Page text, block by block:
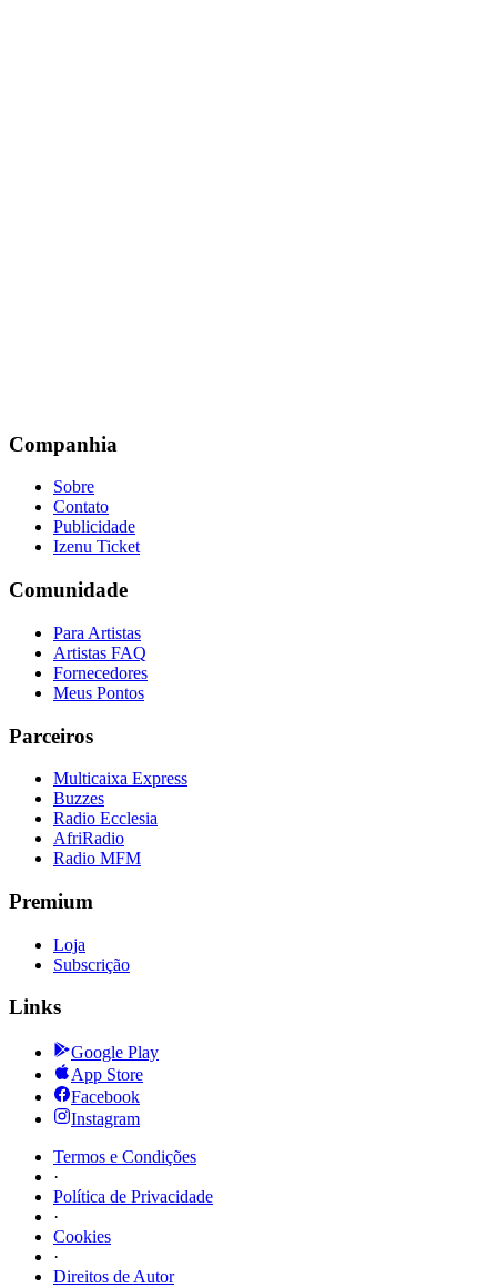
Companhia
Sobre
Contato
Publicidade
Izenu Ticket
Comunidade
Para Artistas
Artistas FAQ
Fornecedores
Meus Pontos
Parceiros
Multicaixa Express
Buzzes
Radio Ecclesia
AfriRadio
Radio MFM
Premium
Loja
Subscrição
Links
Google Play
App Store
Facebook
Instagram
Termos e Condições
·
Política de Privacidade
·
Cookies
·
Direitos de Autor